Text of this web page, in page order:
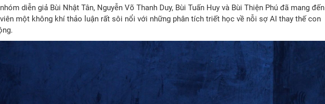
diễn giả Bùi Nhật Tân, Nguyễn Võ Thanh Duy, Bùi Tuấn Huy và Bùi Thiện Phú đã mang đến
một không khí thảo luận rất sôi nổi với những phân tích triết học về nỗi sợ AI thay thế con